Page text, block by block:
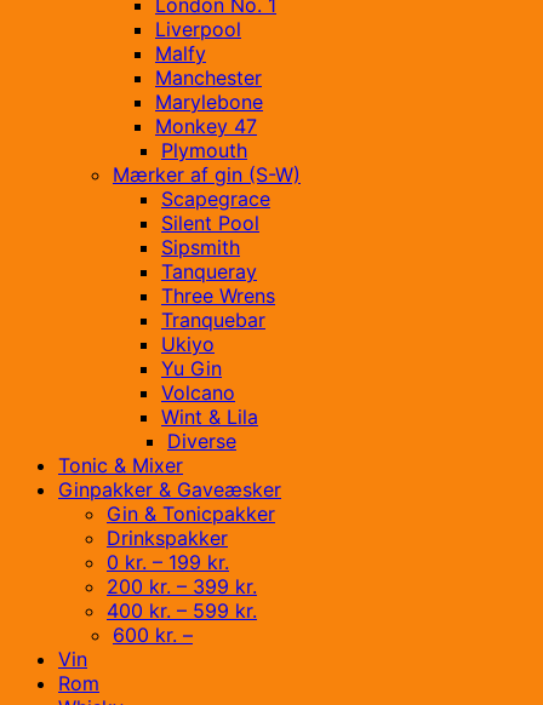
Liverpool
Malfy
Manchester
Marylebone
Monkey 47
Plymouth
Mærker af gin (S-W)
Scapegrace
Silent Pool
Sipsmith
Tanqueray
Three Wrens
Tranquebar
Ukiyo
Yu Gin
Volcano
Wint & Lila
Diverse
Tonic & Mixer
Ginpakker & Gaveæsker
Gin & Tonicpakker
Drinkspakker
0 kr. – 199 kr.
200 kr. – 399 kr.
400 kr. – 599 kr.
600 kr. –
Vin
Rom